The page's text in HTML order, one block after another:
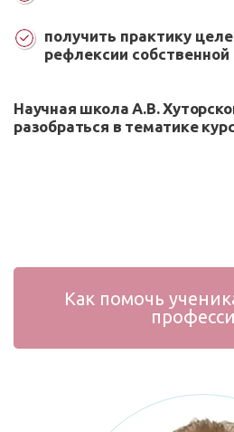
получить практику
рефлексии
Научная школа А.В.
разобраться в тематике
Как помочь